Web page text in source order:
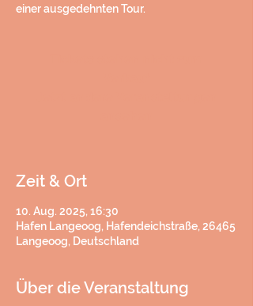
einer ausgedehnten Tour.
Zeit & Ort
10. Aug. 2025, 16:30
Hafen Langeoog, Hafendeichstraße, 26465
Langeoog, Deutschland
Über die Veranstaltung